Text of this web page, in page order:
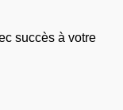
succès à votre